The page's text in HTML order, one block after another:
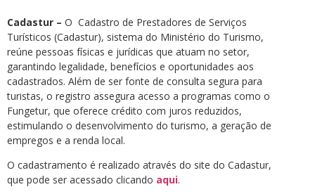
Cadastur – O Cadastro de Prestadores de Serviços
Turísticos (Cadastur), sistema do Ministério do Turismo,
reúne pessoas físicas e jurídicas que atuam no setor,
garantindo legalidade, benefícios e oportunidades aos
cadastrados. Além de ser fonte de consulta segura para
turistas, o registro assegura acesso a programas como o
Fungetur, que oferece crédito com juros reduzidos,
estimulando o desenvolvimento do turismo, a geração de
empregos e a renda local.
O cadastramento é realizado através do site do Cadastur,
que pode ser acessado clicando aqui.